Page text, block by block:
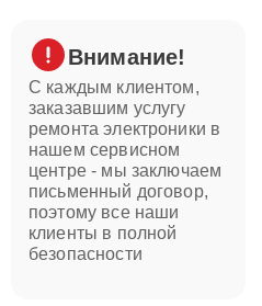
Внимание!
С каждым клиентом,
заказавшим услугу
ремонта электроники в
нашем сервисном
центре - мы заключаем
письменный договор,
поэтому все наши
клиенты в полной
безопасности